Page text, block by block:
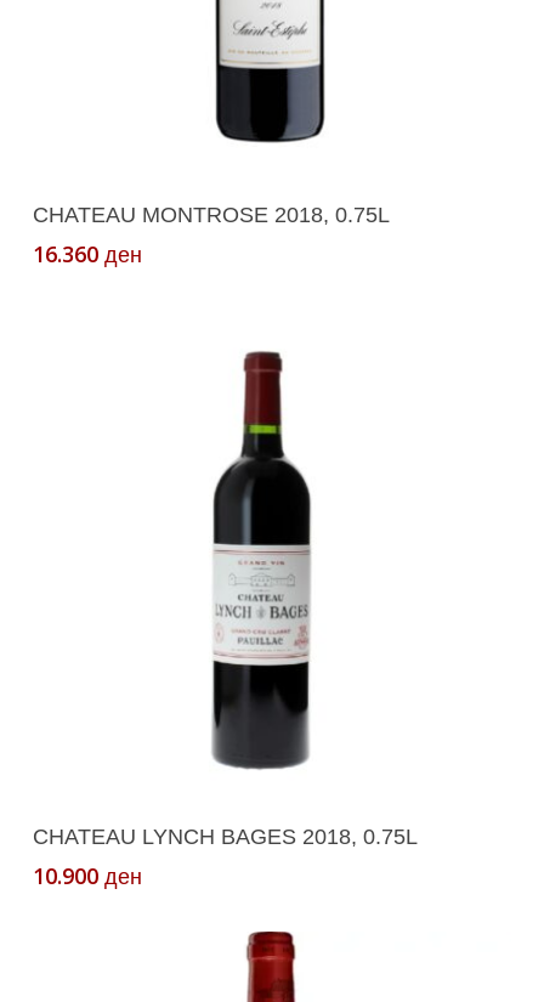
Додади Во Кошничка
CHATEAU MONTROSE 2018, 0.75L
16.360 ден
Додади Во Кошничка
CHATEAU LYNCH BAGES 2018, 0.75L
10.900 ден